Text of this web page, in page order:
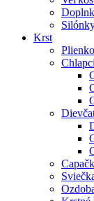
Krst
Chlapci